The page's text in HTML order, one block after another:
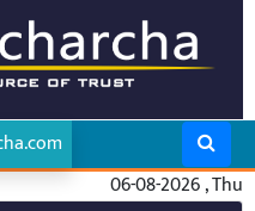
06-08-2026 , Thu